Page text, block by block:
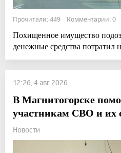
Прочитали: 449 Комментарии: 0
Похищенное имущество
денежные средства потратил
12:26, 4 авг 2026
В Магнитогорске
участникам СВО и их
Новости